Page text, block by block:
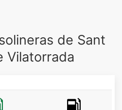
de Sant
Vilatorrada